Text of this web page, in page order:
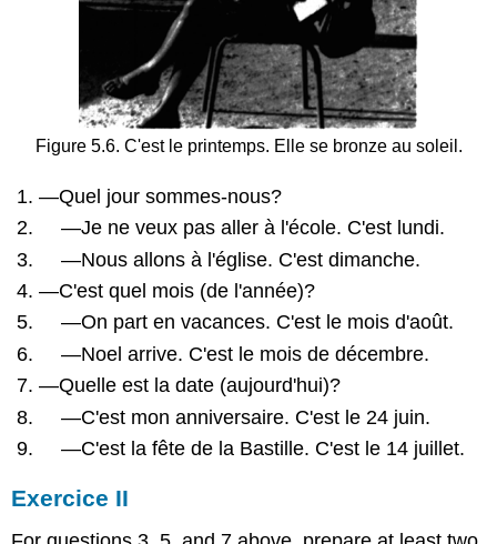
Figure 5.6. C'est le printemps. Elle se bronze au soleil.
—Quel jour sommes-nous?
—Je ne veux pas aller à l'école. C'est lundi.
—Nous allons à l'église. C'est dimanche.
—C'est quel mois (de l'année)?
—On part en vacances. C'est le mois d'août.
—Noel arrive. C'est le mois de décembre.
—Quelle est la date (aujourd'hui)?
—C'est mon anniversaire. C'est le 24 juin.
—C'est la fête de la Bastille. C'est le 14 juillet.
Exercice II